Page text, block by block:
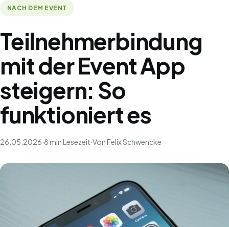
NACH DEM EVENT
Teilnehmerbindung
mit der Event App
steigern: So
funktioniert es
26.05.2026·8 min Lesezeit·Von Felix Schwencke